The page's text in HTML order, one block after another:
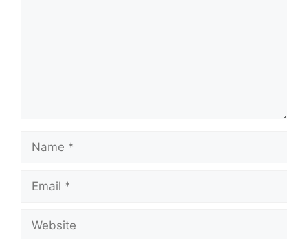
Name
Email
Website